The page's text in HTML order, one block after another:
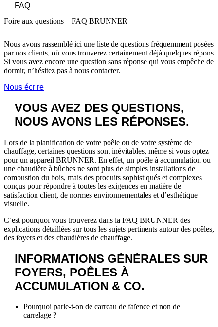
FAQ
Foire aux questions – FAQ BRUNNER
Nous avons rassemblé ici une liste de questions fréquemment posées
par nos clients, où vous trouverez certainement déjà quelques
Si vous avez encore une question sans réponse qui vous empêche de
dormir, n’hésitez pas à nous contacter.
Nous écrire
VOUS AVEZ DES QUESTIONS,
NOUS AVONS LES RÉPONSES.
Lors de la planification de votre poêle ou de votre système de
chauffage, certaines questions sont inévitables, même si vous optez
pour un appareil BRUNNER. En effet, un poêle à accumulation ou
une chaudière à bûches ne sont plus de simples installations de
combustion du bois, mais des produits sophistiqués et complexes
conçus pour répondre à toutes les exigences en matière de
satisfaction client, de normes environnementales et d’esthétique
visuelle.
C’est pourquoi vous trouverez dans la FAQ BRUNNER des
explications détaillées sur tous les sujets pertinents autour des poêles,
des foyers et des chaudières de chauffage.
INFORMATIONS GÉNÉRALES SUR
FOYERS, POÊLES À
ACCUMULATION & CO.
Pourquoi parle-t-on de carreau de faïence et non de
carrelage ?